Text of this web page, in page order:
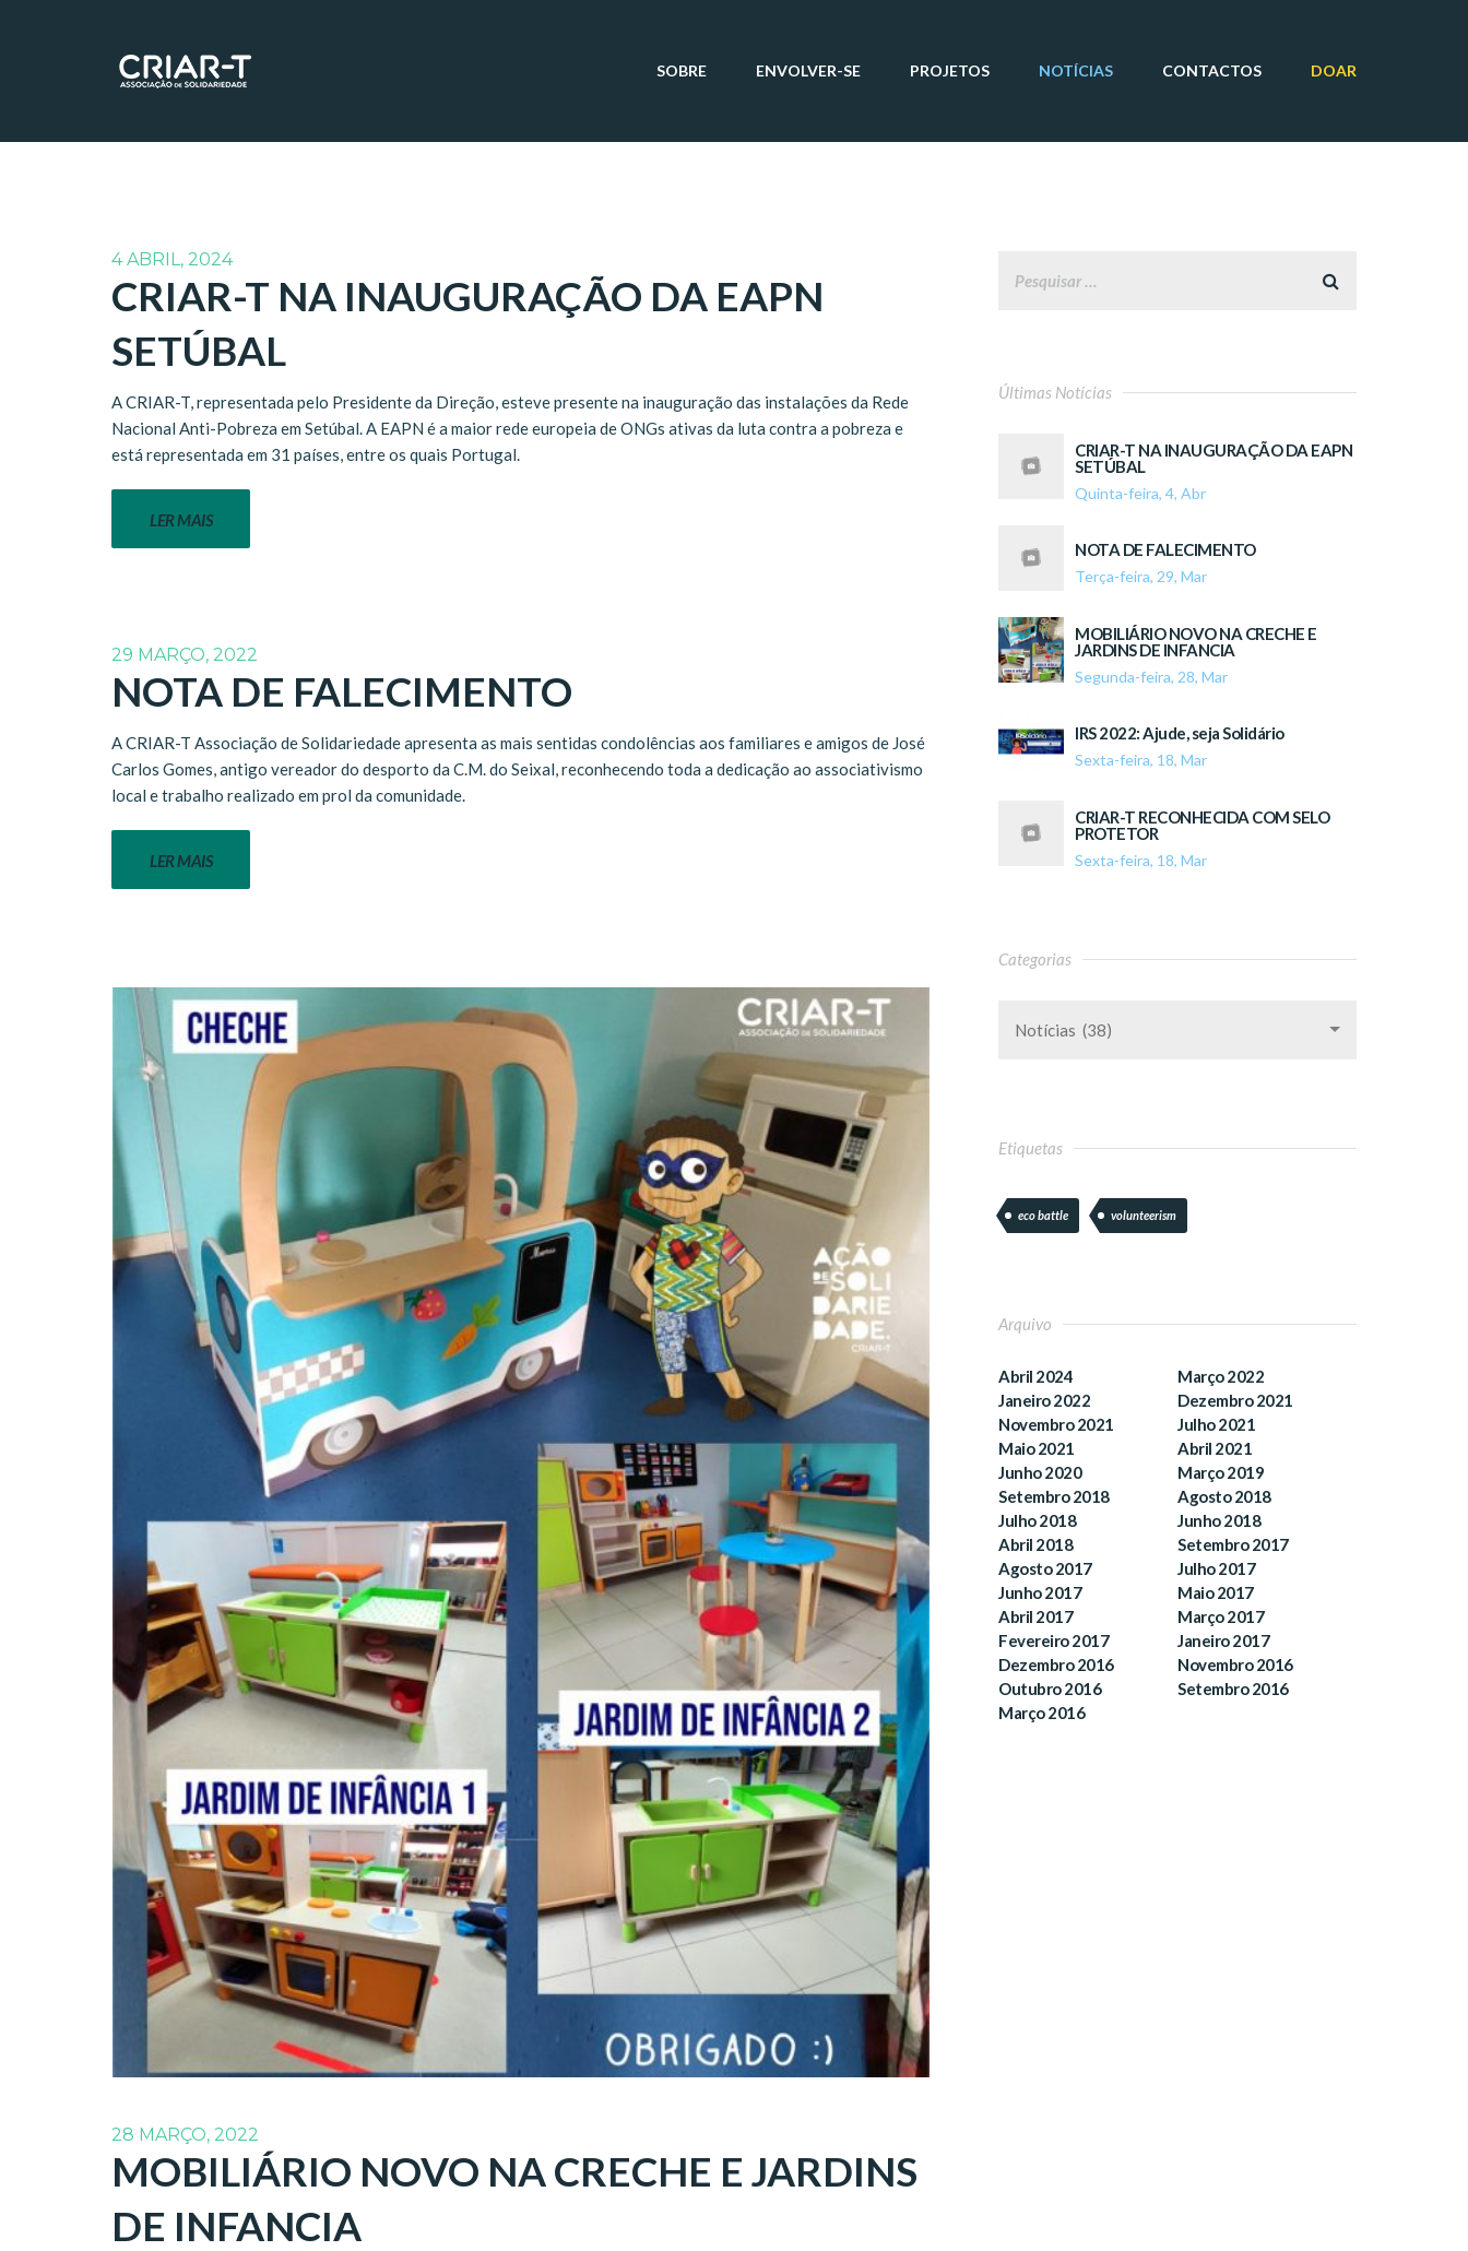
SOBRE ENVOLVER-SE PROJETOS NOTÍCIAS CONTACTOS DOAR
4 ABRIL, 2024
CRIAR-T NA INAUGURAÇÃO DA EAPN
SETÚBAL
A CRIAR-T, representada pelo Presidente da Direção, esteve presente na inauguração das instalações da Rede
Nacional Anti-Pobreza em Setúbal. A EAPN é a maior rede europeia de ONGs ativas da luta contra a pobreza e
está representada em 31 países, entre os quais Portugal.
LER MAIS
29 MARÇO, 2022
NOTA DE FALECIMENTO
A CRIAR-T Associação de Solidariedade apresenta as mais sentidas condolências aos familiares e amigos de José
Carlos Gomes, antigo vereador do desporto da C.M. do Seixal, reconhecendo toda a dedicação ao associativismo
local e trabalho realizado em prol da comunidade.
LER MAIS
28 MARÇO, 2022
MOBILIÁRIO NOVO NA CRECHE E JARDINS
DE INFANCIA
Últimas Notícias
CRIAR-T NA INAUGURAÇÃO DA EAPN
SETÚBAL
Quinta-feira, 4, Abr
NOTA DE FALECIMENTO
Terça-feira, 29, Mar
MOBILIÁRIO NOVO NA CRECHE E
JARDINS DE INFANCIA
Segunda-feira, 28, Mar
IRS 2022: Ajude, seja Solidário
Sexta-feira, 18, Mar
CRIAR-T RECONHECIDA COM SELO
PROTETOR
Sexta-feira, 18, Mar
Categorias
Notícias (38)
Etiquetas
eco battle volunteerism
Arquivo
Abril 2024
Março 2022
Janeiro 2022
Dezembro 2021
Novembro 2021
Julho 2021
Maio 2021
Abril 2021
Junho 2020
Março 2019
Setembro 2018
Agosto 2018
Julho 2018
Junho 2018
Abril 2018
Setembro 2017
Agosto 2017
Julho 2017
Junho 2017
Maio 2017
Abril 2017
Março 2017
Fevereiro 2017
Janeiro 2017
Dezembro 2016
Novembro 2016
Outubro 2016
Setembro 2016
Março 2016